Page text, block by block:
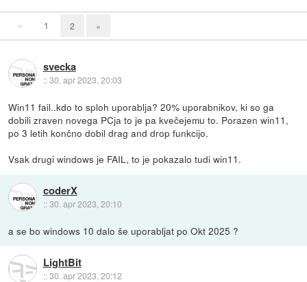
« 1 2 »
svecka
::30. apr 2023, 20:03
Win11 fail..kdo to sploh uporablja? 20% uporabnikov, ki so ga
dobili zraven novega PCja to je pa kvečejemu to. Porazen win11,
po 3 letih končno dobil drag and drop funkcijo.
Vsak drugi windows je FAIL, to je pokazalo tudi win11.
coderX
::30. apr 2023, 20:10
a se bo windows 10 dalo še uporabljat po Okt 2025 ?
LightBit
::30. apr 2023, 20:12